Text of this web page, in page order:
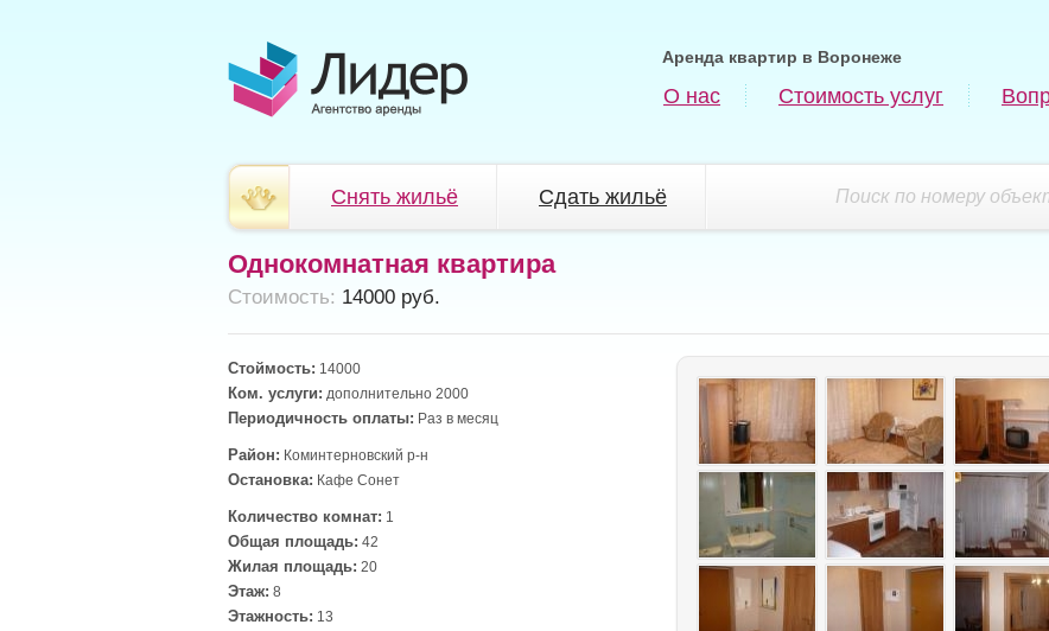
Аренда квартир в Воронеже
О нас Стоимость услуг
Поиск по номеру
Снять жильё Сдать жильё
Однокомнатная квартира
Cтоимость: 14000 руб.
Стоймость: 14000
Ком. услуги: дополнительно 2000
Периодичность оплаты: Раз в месяц
Район: Коминтерновский р-н
Остановка: Кафе Сонет
Количество комнат: 1
Общая площадь: 42
Жилая площадь: 20
Этаж: 8
Этажность: 13